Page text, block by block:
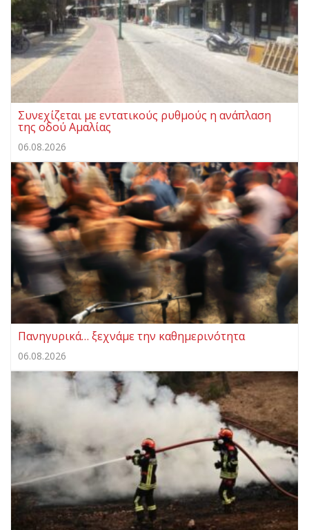
Συνεχίζεται με εντατικούς ρυθμούς η ανάπλαση
της οδού Αμαλίας
06.08.2026
Πανηγυρικά… ξεχνάμε την καθημερινότητα
06.08.2026